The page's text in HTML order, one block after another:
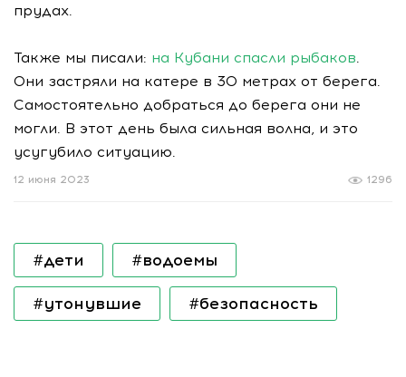
прудах.
Также мы писали: на Кубани спасли рыбаков.
Они застряли на катере в 30 метрах от берега.
Самостоятельно добраться до берега они не
могли. В этот день была сильная волна, и это
усугубило ситуацию.
1296
12 июня 2023
#дети #водоемы
#утонувшие #безопасность